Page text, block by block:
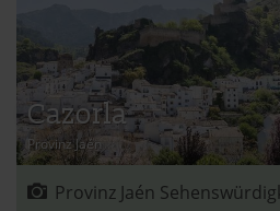
Cazorla
Provinz Jaén
Provinz Jaén